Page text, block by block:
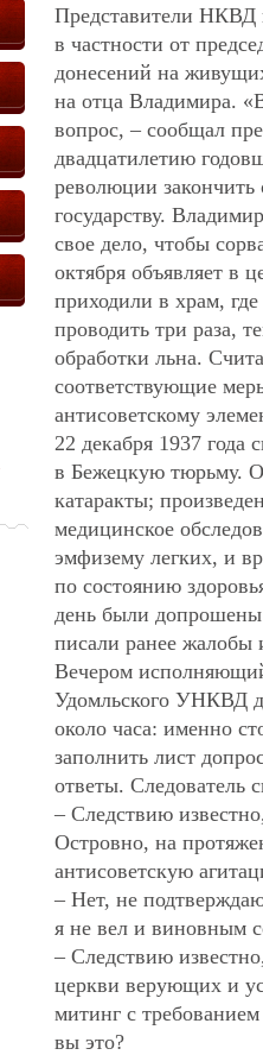
Представители НКВД
в частности от
донесений на
на отца Владимира.
вопрос, – сообщал
двадцатилетию
революции закончить
государству.
свое дело, чтобы
октября объявляет в
приходили в храм,
проводить три раза,
обработки льна.
соответствующие
антисоветскому
22 декабря 1937 года
в Бежецкую тюрьму.
катаракты;
медицинское
эмфизему легких, и
по состоянию
день были допрошены
писали ранее жалобы
Вечером
Удомльского УНКВД
около часа: именно
заполнить лист
ответы. Следователь
– Следствию
Островно, на
антисоветскую
– Нет, не
я не вел и виновным
– Следствию
церкви верующих и
митинг с
вы это?